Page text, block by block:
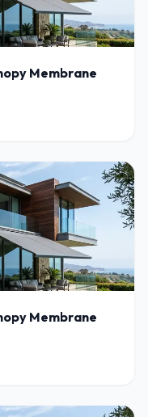
Membrane
Membrane